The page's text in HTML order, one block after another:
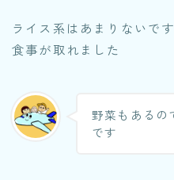
ライス系はあまりないで
食事が取れました
野菜もあるの
です